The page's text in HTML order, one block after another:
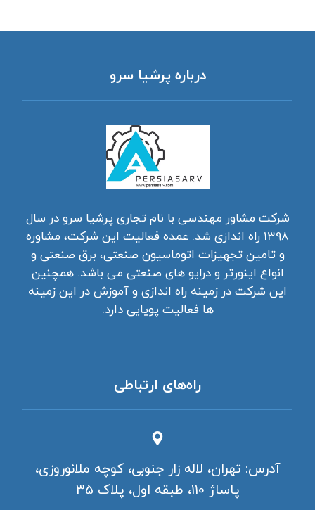
درباره پرشیا سرو
شرکت مشاور مهندسی با نام تجاری پرشیا سرو در سال
1398 راه اندازی شد. عمده فعالیت این شرکت، مشاوره
و تامین تجهیزات اتوماسیون صنعتی، برق صنعتی و
انواع اینورتر و درایو های صنعتی می باشد. همچنین
این شرکت در زمینه راه اندازی و آموزش در این زمینه
ها فعالیت پویایی دارد.
راه‌های ارتباطی
آدرس: تهران، لاله زار جنوبی، کوچه ملانوروزی،
پاساژ 110، طبقه اول، پلاک 35